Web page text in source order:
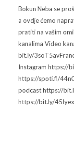
Bokun Neba se
a ovdje ćemo
pratiti na vašim
kanalima Video
bit.ly/
Instagram https://
https://spoti.fi/
podcast https://
https://bit.ly/